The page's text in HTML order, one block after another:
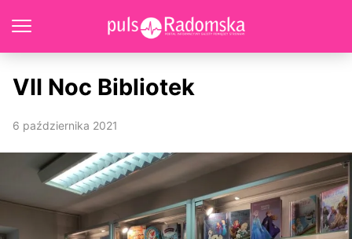
VII Noc Bibliotek
6 października 2021